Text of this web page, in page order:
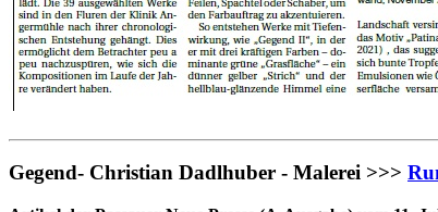
Gegend- Christian Dadlhuber - Malerei >>>